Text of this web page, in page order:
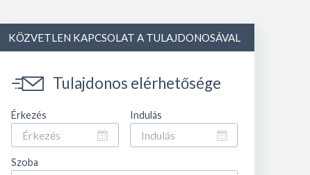
KÖZVETLEN KAPCSOLAT A TULAJDONOSÁVAL
Tulajdonos elérhetősége
Érkezés Indulás
Szoba